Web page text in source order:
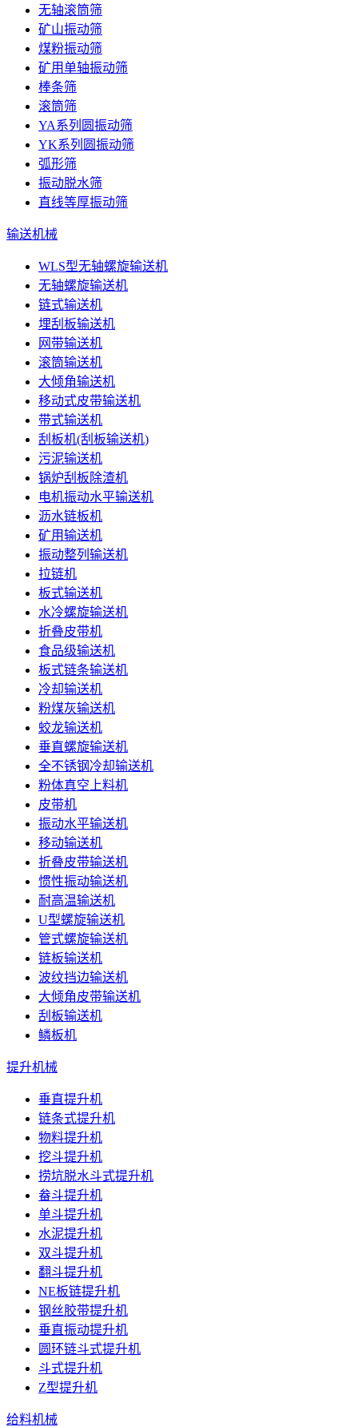
无轴滚筒筛
矿山振动筛
煤粉振动筛
矿用单轴振动筛
棒条筛
滚筒筛
YA系列圆振动筛
YK系列圆振动筛
弧形筛
振动脱水筛
直线等厚振动筛
输送机械
WLS型无轴螺旋输送机
无轴螺旋输送机
链式输送机
埋刮板输送机
网带输送机
滚筒输送机
大倾角输送机
移动式皮带输送机
带式输送机
刮板机(刮板输送机)
污泥输送机
锅炉刮板除渣机
电机振动水平输送机
沥水链板机
矿用输送机
振动整列输送机
拉链机
板式输送机
水冷螺旋输送机
折叠皮带机
食品级输送机
板式链条输送机
冷却输送机
粉煤灰输送机
蛟龙输送机
垂直螺旋输送机
全不锈钢冷却输送机
粉体真空上料机
皮带机
振动水平输送机
移动输送机
折叠皮带输送机
惯性振动输送机
耐高温输送机
U型螺旋输送机
管式螺旋输送机
链板输送机
波纹挡边输送机
大倾角皮带输送机
刮板输送机
鳞板机
提升机械
垂直提升机
链条式提升机
物料提升机
挖斗提升机
捞坑脱水斗式提升机
畚斗提升机
单斗提升机
水泥提升机
双斗提升机
翻斗提升机
NE板链提升机
钢丝胶带提升机
垂直振动提升机
圆环链斗式提升机
斗式提升机
Z型提升机
给料机械